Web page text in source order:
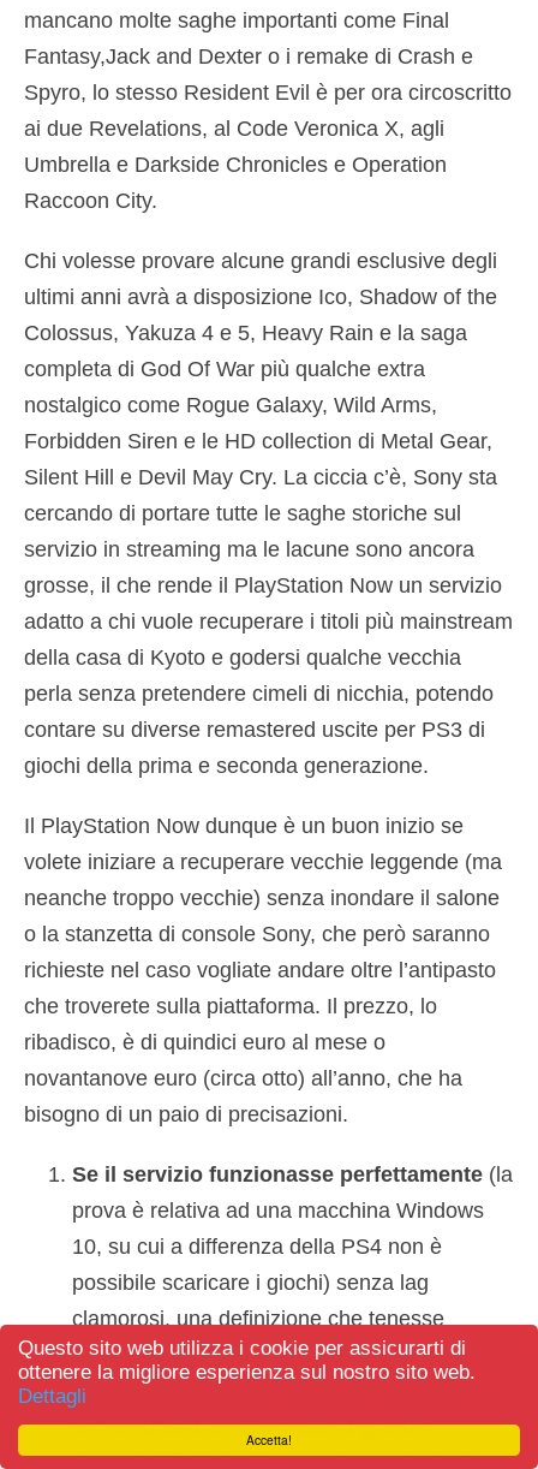
Accetta!
Questo sito web utilizza i cookie per assicurarti di
ottenere la migliore esperienza sul nostro sito web.
Dettagli
mancano molte saghe importanti come Final
Fantasy,Jack and Dexter o i remake di Crash e
Spyro, lo stesso Resident Evil è per ora circoscritto
ai due Revelations, al Code Veronica X, agli
Umbrella e Darkside Chronicles e Operation
Raccoon City.
Chi volesse provare alcune grandi esclusive degli
ultimi anni avrà a disposizione Ico, Shadow of the
Colossus, Yakuza 4 e 5, Heavy Rain e la saga
completa di God Of War più qualche extra
nostalgico come Rogue Galaxy, Wild Arms,
Forbidden Siren e le HD collection di Metal Gear,
Silent Hill e Devil May Cry. La ciccia c’è, Sony sta
cercando di portare tutte le saghe storiche sul
servizio in streaming ma le lacune sono ancora
grosse, il che rende il PlayStation Now un servizio
adatto a chi vuole recuperare i titoli più mainstream
della casa di Kyoto e godersi qualche vecchia
perla senza pretendere cimeli di nicchia, potendo
contare su diverse remastered uscite per PS3 di
giochi della prima e seconda generazione.
Il PlayStation Now dunque è un buon inizio se
volete iniziare a recuperare vecchie leggende (ma
neanche troppo vecchie) senza inondare il salone
o la stanzetta di console Sony, che però saranno
richieste nel caso vogliate andare oltre l’antipasto
che troverete sulla piattaforma. Il prezzo, lo
ribadisco, è di quindici euro al mese o
novantanove euro (circa otto) all’anno, che ha
bisogno di un paio di precisazioni.
Se il servizio funzionasse perfettamente (la
prova è relativa ad una macchina Windows
10, su cui a differenza della PS4 non è
possibile scaricare i giochi) senza lag
clamorosi, una definizione che tenesse
almeno l’alta definizione e le code non
fossero eccessive, varrebbe la spesa mensile
se non quella annuale data la grande
disponibilità di giochi recenti e moderni che